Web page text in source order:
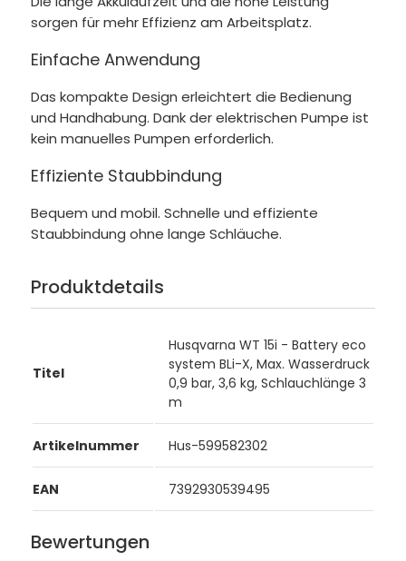
sorgen für mehr Effizienz am Arbeitsplatz.
Einfache Anwendung
Das kompakte Design erleichtert die Bedienung
und Handhabung. Dank der elektrischen Pumpe ist
kein manuelles Pumpen erforderlich.
Effiziente Staubbindung
Bequem und mobil. Schnelle und effiziente
Staubbindung ohne lange Schläuche.
Produktdetails
Titel
Husqvarna WT 15i - Battery eco
system BLi-X, Max. Wasserdruck
0,9 bar, 3,6 kg, Schlauchlänge 3
m
Artikelnummer Hus-599582302
EAN 7392930539495
Bewertungen